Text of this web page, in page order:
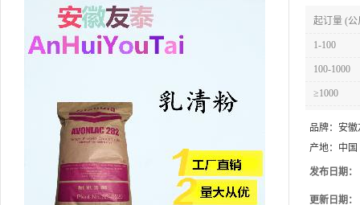
起订量 (公
1-100
100-1000
≥1000
品牌： 安徽
产地： 中国
发布日期：
更新日期：